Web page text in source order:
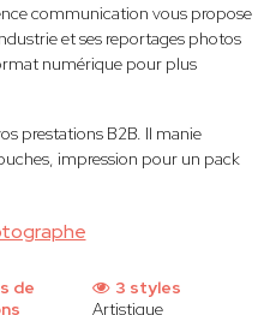
communication vous propose
et ses reportages photos
numérique pour plus
prestations B2B. Il manie
impression pour un pack
de
3 styles
Artistique